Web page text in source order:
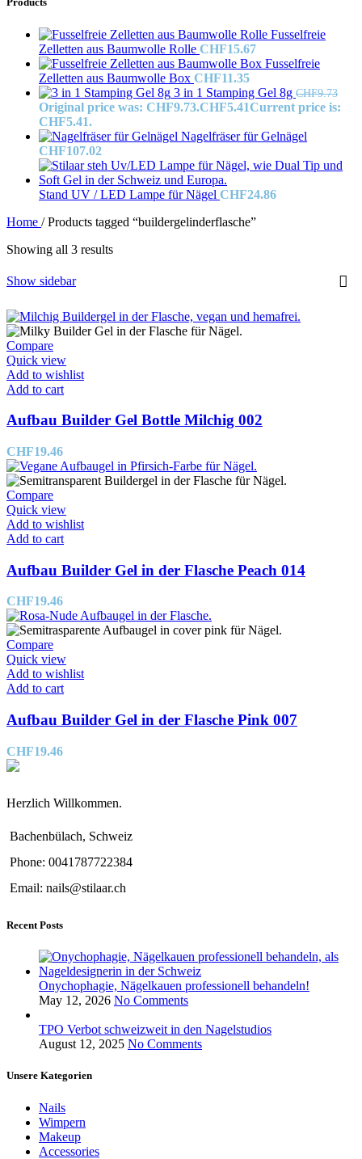
Fusselfreie
Zelletten aus Baumwolle Rolle CHF15.67
Fusselfreie
Zelletten aus Baumwolle Box CHF11.35
3 in 1 Stamping Gel 8g CHF9.73
Original price was: CHF9.73.CHF5.41Current price is:
CHF5.41.
Nagelfräser für Gelnägel
CHF107.02
Stand UV / LED Lampe für Nägel CHF24.86
Home / Products tagged “buildergelinderflasche”
Showing all 3 results
Show sidebar
Compare
Quick view
Add to wishlist
Add to cart
Aufbau Builder Gel Bottle Milchig 002
CHF19.46
Compare
Quick view
Add to wishlist
Add to cart
Aufbau Builder Gel in der Flasche Peach 014
CHF19.46
Compare
Quick view
Add to wishlist
Add to cart
Aufbau Builder Gel in der Flasche Pink 007
CHF19.46
Herzlich Willkommen.
Bachenbülach, Schweiz
Phone: 0041787722384
Email: nails@stilaar.ch
Recent Posts
Onychophagie, Nägelkauen professionell behandeln!
May 12, 2026 No Comments
TPO Verbot schweizweit in den Nagelstudios
August 12, 2025 No Comments
Unsere Kategorien
Nails
Wimpern
Makeup
Accessories